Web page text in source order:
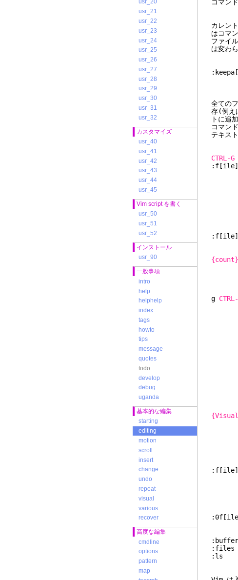
usr_20
usr_21
usr_22
usr_23
usr_24
usr_25
usr_26
usr_27
usr_28
usr_29
usr_30
usr_31
usr_32
カスタマイズ
usr_40
usr_41
usr_42
usr_43
usr_44
usr_45
Vim script を書く
usr_50
usr_51
usr_52
インストール
usr_90
一般事項
intro
help
helphelp
index
tags
howto
tips
message
quotes
todo
develop
debug
uganda
基本的な編集
starting
editing
motion
scroll
insert
change
undo
repeat
visual
various
recover
高度な編集
cmdline
options
pattern
map
コマン
カレン
はコマ
ファイ
は変わ
接的
フ
全ての
存(例え
トに追
コマンド
テキス
CTRL-G
:f[ile]
打
(
態 (
示す
も
g
5種
文
行
たは
とき
シ
はビ
ア
矩
バッ
さ
よ
:files
:ls 現